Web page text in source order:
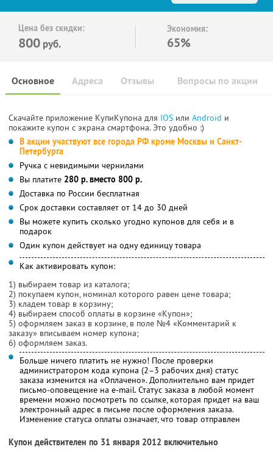
Цена без скидки:
800 руб.
Экономия:
65%
Основное Отзывы Вопросы по акции
Адреса
Скачайте приложение КупиКупона для IOS или Android и
покажите купон с экрана смартфона. Это удобно :)
В акции участвуют все города РФ кроме Москвы и Санкт-
Петербурга
Ручка с невидимыми чернилами
Вы платите 280 р. вместо 800 р.
Доставка по России бесплатная
Срок доставки составляет от 14 до 30 дней
Вы можете купить сколько угодно купонов для себя и в
подарок
Один купон действует на одну единицу товара
Как активировать купон:
1) выбираем товар из каталога;
2) покупаем купон, номинал которого равен цене товара;
3) кладем товар в корзину;
4) выбираем способ оплаты в корзине «Купон»;
5) оформляем заказ в корзине, в поле №4 «Комментарий к
заказу» вписываем номер купона;
6) оформляем заказ.
Больше ничего платить не нужно! После проверки
администратором кода купона (2–3 рабочих дня) статус
заказа изменится на «Оплачено». Дополнительно вам придет
письмо-оповещение на e-mail. Статус заказа в любой момент
времени можно посмотреть по ссылке, которая придет на ваш
электронный адрес в письме после оформления заказа.
Изменение статуса оплаты означает, что товар отправлен
Купон действителен по 31 января 2012 включительно